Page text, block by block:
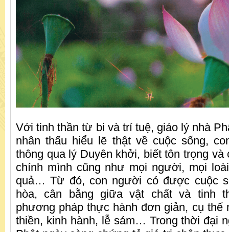
Với tinh thần từ bi và trí tuệ, giáo lý nhà
nhân thấu hiểu lẽ thật về cuộc sống,
thông qua lý Duyên khởi, biết tôn trọng và
chính mình cũng như mọi người, mọi
quả… Từ đó, con người có được cuộc
hòa, cân bằng giữa vật chất và tinh
phương pháp thực hành đơn giản, cụ thể
thiền, kinh hành, lễ sám… Trong thời đại